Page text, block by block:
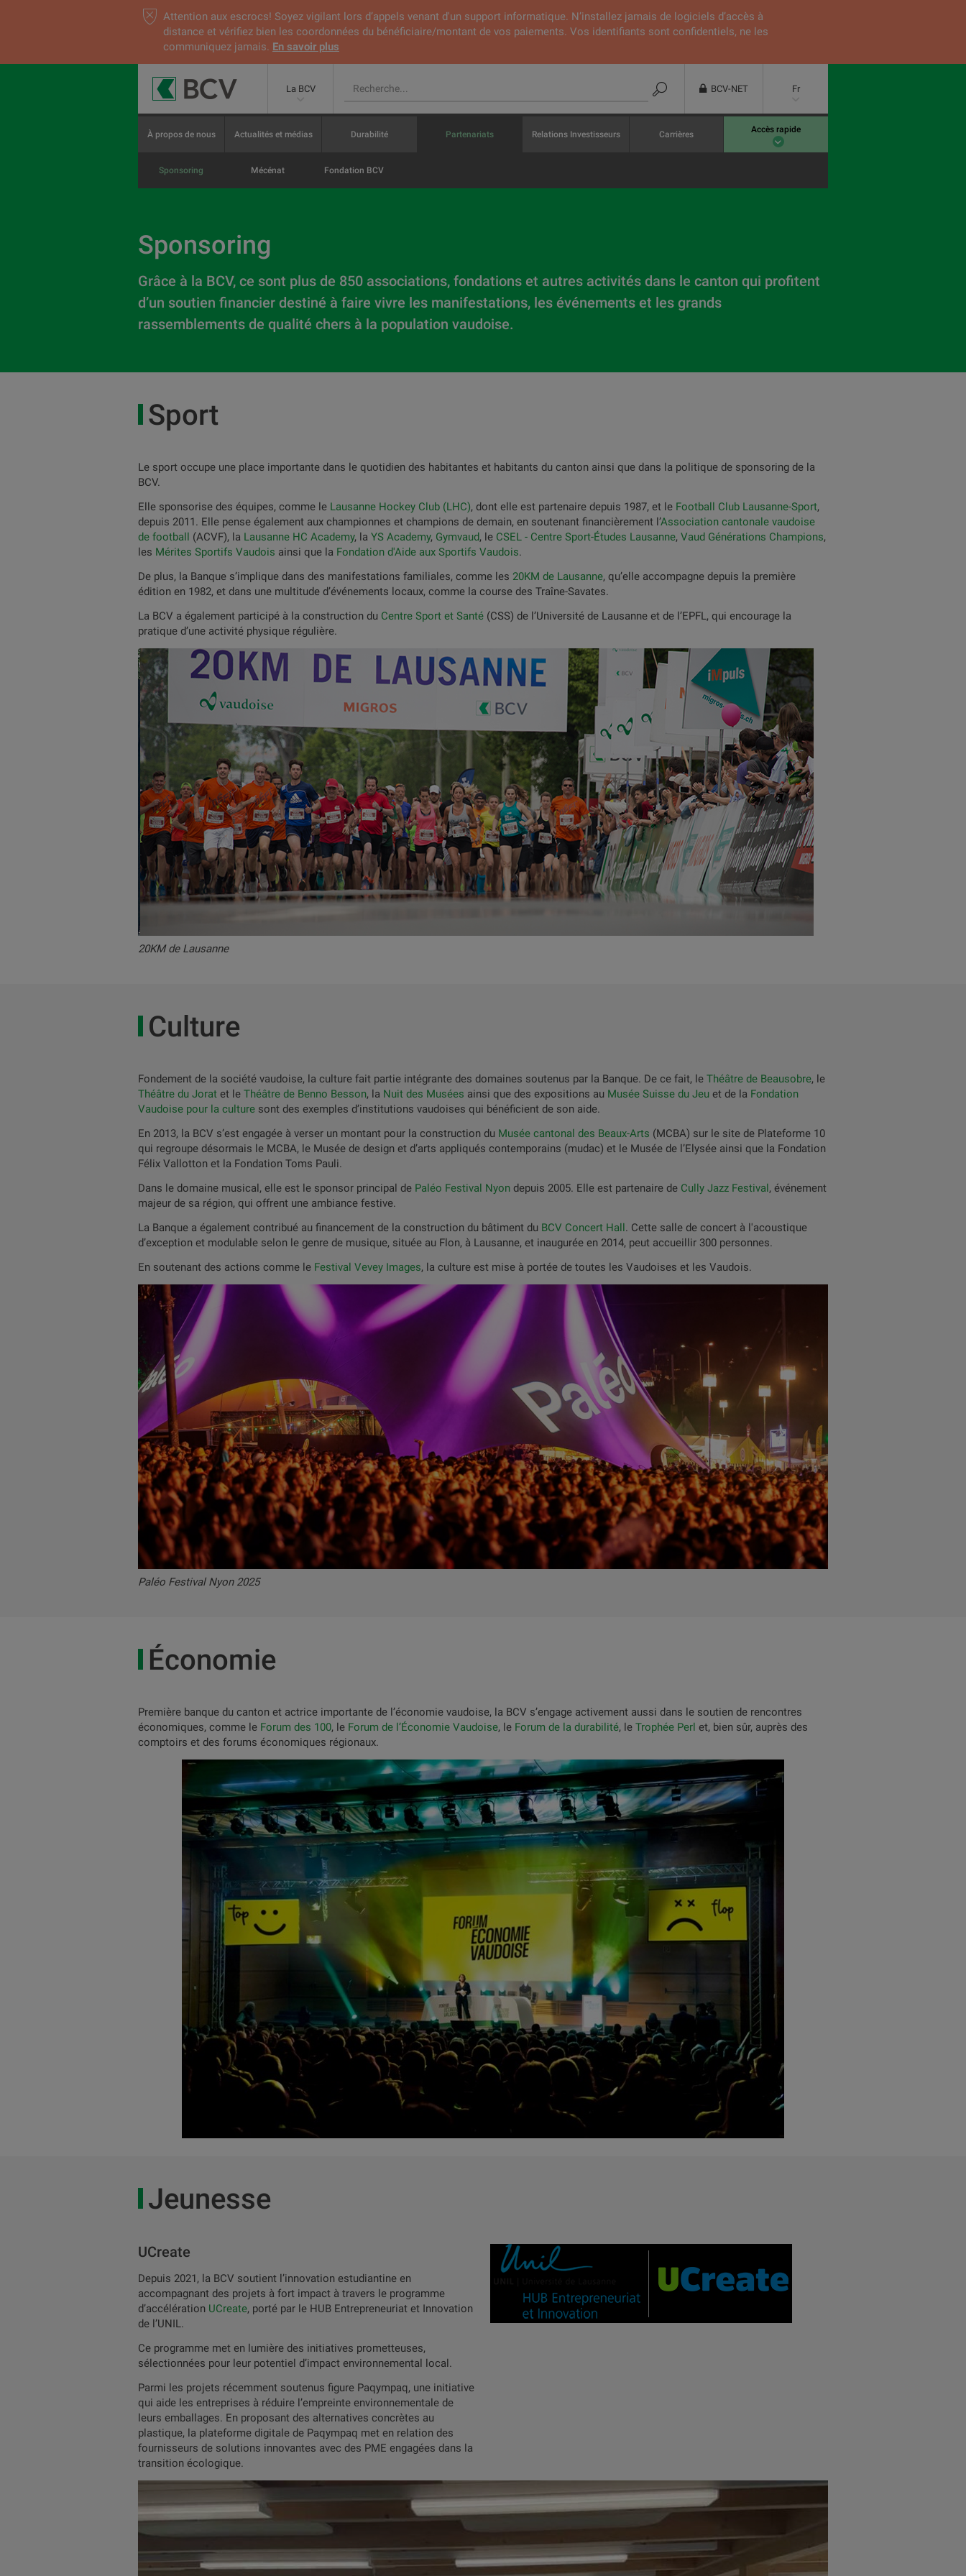
Attention aux escrocs! Soyez vigilant lors d’appels venant d'un support informatique. N’installez jamais de logiciels d’accès à
distance et vérifiez bien les coordonnées du bénéficiaire/montant de vos paiements. Vos identifiants sont confidentiels, ne les
communiquez jamais. En savoir plus
La BCV BCV-NET Fr
À propos de nous Actualités et médias Durabilité Partenariats
Sponsoring Mécénat Fondation BCV
Relations Investisseurs Carrières Accès rapide
Sponsoring
Grâce à la BCV, ce sont plus de 850 associations, fondations et autres activités dans le canton qui profitent
d’un soutien financier destiné à faire vivre les manifestations, les événements et les grands
rassemblements de qualité chers à la population vaudoise.
Sport
Le sport occupe une place importante dans le quotidien des habitantes et habitants du canton ainsi que dans la politique de sponsoring de la
BCV.
Elle sponsorise des équipes, comme le Lausanne Hockey Club (LHC), dont elle est partenaire depuis 1987, et le Football Club Lausanne-Sport,
depuis 2011. Elle pense également aux championnes et champions de demain, en soutenant financièrement l’Association cantonale vaudoise
de football (ACVF), la Lausanne HC Academy, la YS Academy, Gymvaud, le CSEL - Centre Sport-Études Lausanne, Vaud Générations Champions,
les Mérites Sportifs Vaudois ainsi que la Fondation d'Aide aux Sportifs Vaudois.
De plus, la Banque s’implique dans des manifestations familiales, comme les 20KM de Lausanne, qu’elle accompagne depuis la première
édition en 1982, et dans une multitude d’événements locaux, comme la course des Traîne-Savates.
La BCV a également participé à la construction du Centre Sport et Santé (CSS) de l’Université de Lausanne et de l’EPFL, qui encourage la
pratique d’une activité physique régulière.
20KM de Lausanne
Culture
Fondement de la société vaudoise, la culture fait partie intégrante des domaines soutenus par la Banque. De ce fait, le Théâtre de Beausobre, le
Théâtre du Jorat et le Théâtre de Benno Besson, la Nuit des Musées ainsi que des expositions au Musée Suisse du Jeu et de la Fondation
Vaudoise pour la culture sont des exemples d’institutions vaudoises qui bénéficient de son aide.
En 2013, la BCV s’est engagée à verser un montant pour la construction du Musée cantonal des Beaux-Arts (MCBA) sur le site de Plateforme 10
qui regroupe désormais le MCBA, le Musée de design et d’arts appliqués contemporains (mudac) et le Musée de l’Elysée ainsi que la Fondation
Félix Vallotton et la Fondation Toms Pauli.
Dans le domaine musical, elle est le sponsor principal de Paléo Festival Nyon depuis 2005. Elle est partenaire de Cully Jazz Festival, événement
majeur de sa région, qui offrent une ambiance festive.
La Banque a également contribué au financement de la construction du bâtiment du BCV Concert Hall. Cette salle de concert à l'acoustique
d’exception et modulable selon le genre de musique, située au Flon, à Lausanne, et inaugurée en 2014, peut accueillir 300 personnes.
En soutenant des actions comme le Festival Vevey Images, la culture est mise à portée de toutes les Vaudoises et les Vaudois.
Paléo Festival Nyon 2025
Économie
Première banque du canton et actrice importante de l’économie vaudoise, la BCV s’engage activement aussi dans le soutien de rencontres
économiques, comme le Forum des 100, le Forum de l’Économie Vaudoise, le Forum de la durabilité, le Trophée Perl et, bien sûr, auprès des
comptoirs et des forums économiques régionaux.
Jeunesse
UCreate
Depuis 2021, la BCV soutient l’innovation estudiantine en
accompagnant des projets à fort impact à travers le programme
d’accélération UCreate, porté par le HUB Entrepreneuriat et Innovation
de l’UNIL.
Ce programme met en lumière des initiatives prometteuses,
sélectionnées pour leur potentiel d’impact environnemental local.
Parmi les projets récemment soutenus figure Paqympaq, une initiative
qui aide les entreprises à réduire l’empreinte environnementale de
leurs emballages. En proposant des alternatives concrètes au
plastique, la plateforme digitale de Paqympaq met en relation des
fournisseurs de solutions innovantes avec des PME engagées dans la
transition écologique.